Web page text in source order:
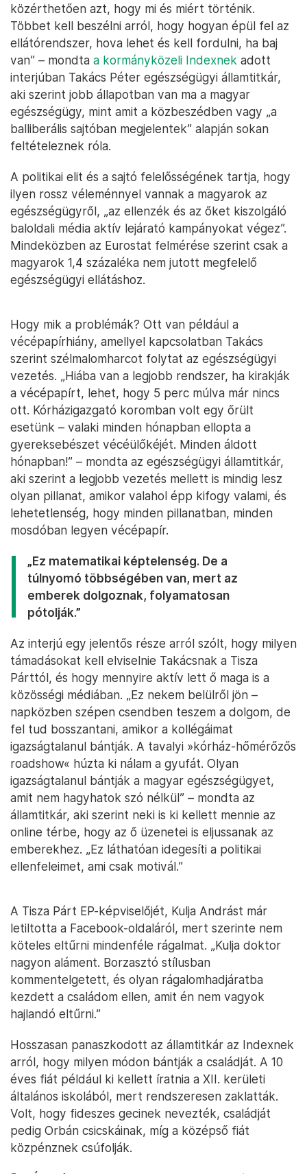
közérthetően azt, hogy mi és miért történik.
Többet kell beszélni arról, hogy hogyan épül fel az
ellátórendszer, hova lehet és kell fordulni, ha baj
van” – mondta a kormányközeli Indexnek adott
interjúban Takács Péter egészségügyi államtitkár,
aki szerint jobb állapotban van ma a magyar
egészségügy, mint amit a közbeszédben vagy „a
balliberális sajtóban megjelentek” alapján sokan
feltételeznek róla.
A politikai elit és a sajtó felelősségének tartja, hogy
ilyen rossz véleménnyel vannak a magyarok az
egészségügyről, „az ellenzék és az őket kiszolgáló
baloldali média aktív lejárató kampányokat végez”.
Mindeközben az Eurostat felmérése szerint csak a
magyarok 1,4 százaléka nem jutott megfelelő
egészségügyi ellátáshoz.
Hogy mik a problémák? Ott van például a
vécépapírhiány, amellyel kapcsolatban Takács
szerint szélmalomharcot folytat az egészségügyi
vezetés. „Hiába van a legjobb rendszer, ha kirakják
a vécépapírt, lehet, hogy 5 perc múlva már nincs
ott. Kórházigazgató koromban volt egy őrült
esetünk – valaki minden hónapban ellopta a
gyereksebészet vécéülőkéjét. Minden áldott
hónapban!” – mondta az egészségügyi államtitkár,
aki szerint a legjobb vezetés mellett is mindig lesz
olyan pillanat, amikor valahol épp kifogy valami, és
lehetetlenség, hogy minden pillanatban, minden
mosdóban legyen vécépapír.
„Ez matematikai képtelenség. De a
túlnyomó többségében van, mert az
emberek dolgoznak, folyamatosan
pótolják.”
Az interjú egy jelentős része arról szólt, hogy milyen
támadásokat kell elviselnie Takácsnak a Tisza
Párttól, és hogy mennyire aktív lett ő maga is a
közösségi médiában. „Ez nekem belülről jön –
napközben szépen csendben teszem a dolgom, de
fel tud bosszantani, amikor a kollégáimat
igazságtalanul bántják. A tavalyi »kórház-hőmérőzős
roadshow« húzta ki nálam a gyufát. Olyan
igazságtalanul bántják a magyar egészségügyet,
amit nem hagyhatok szó nélkül” – mondta az
államtitkár, aki szerint neki is ki kellett mennie az
online térbe, hogy az ő üzenetei is eljussanak az
emberekhez. „Ez láthatóan idegesíti a politikai
ellenfeleimet, ami csak motivál.”
A Tisza Párt EP-képviselőjét, Kulja Andrást már
letiltotta a Facebook-oldaláról, mert szerinte nem
köteles eltűrni mindenféle rágalmat. „Kulja doktor
nagyon aláment. Borzasztó stílusban
kommentelgetett, és olyan rágalomhadjáratba
kezdett a családom ellen, amit én nem vagyok
hajlandó eltűrni.”
Hosszasan panaszkodott az államtitkár az Indexnek
arról, hogy milyen módon bántják a családját. A 10
éves fiát például ki kellett íratnia a XII. kerületi
általános iskolából, mert rendszeresen zaklatták.
Volt, hogy fideszes gecinek nevezték, családját
pedig Orbán csicskáinak, míg a középső fiát
közpénznek csúfolják.